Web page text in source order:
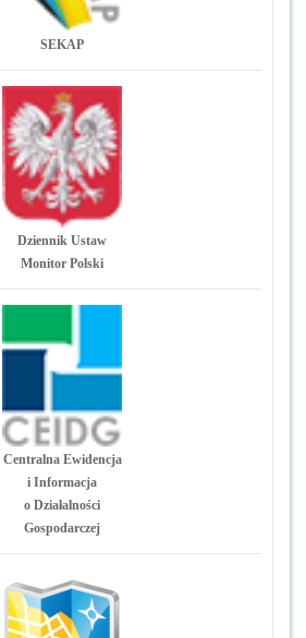
SEKAP
Dziennik Ustaw
Monitor Polski
Centralna Ewidencja
i Informacja
o Działalności
Gospodarczej